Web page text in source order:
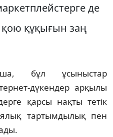
де
құқығын заң
бұл ұсыныстар
дүкендер арқылы
қарсы нақты тетік
тартымдылық пен